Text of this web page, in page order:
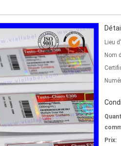
Lieu
Nom
Prix: